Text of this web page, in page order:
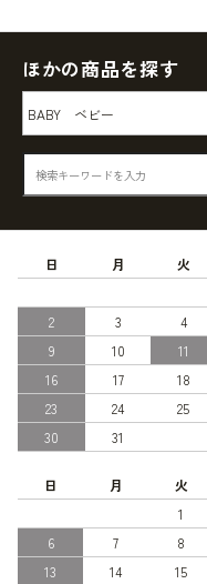
ほかの商品を探す
日
月 火
2
3 4
9
10 11
16
17 18
23
24 25
30
31
日
月 火
1
6
7 8
13
14 15